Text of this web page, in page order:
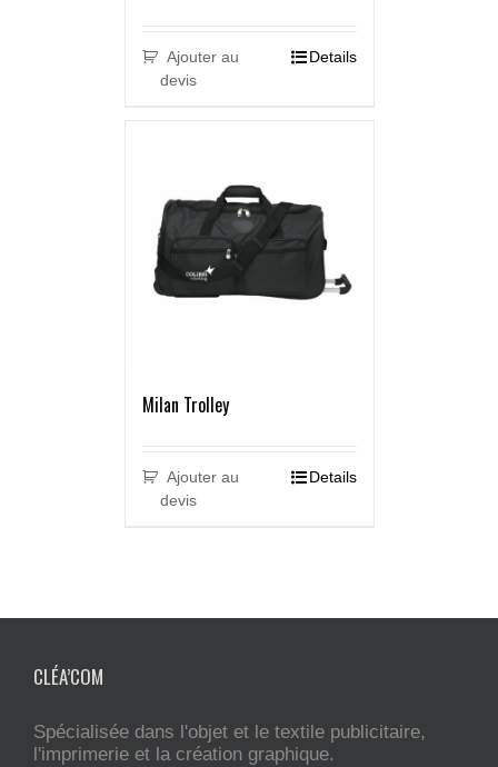
Ajouter au
devis
Details
Milan Trolley
Ajouter au
devis
Details
CLÉA’COM
Spécialisée dans l'objet et le textile publicitaire,
l'imprimerie et la création graphique.